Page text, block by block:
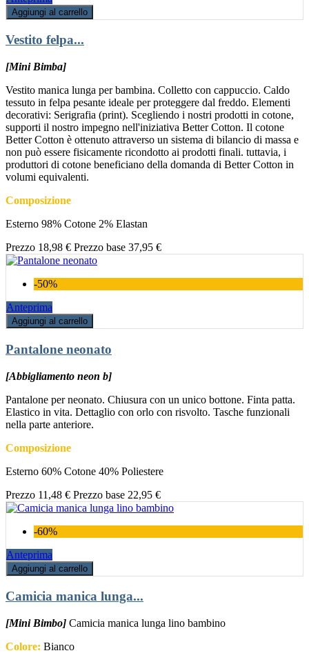
Aggiungi al carrello
Vestito felpa...
[Mini Bimba]
Vestito manica lunga per bambina. Colletto con cappuccio. Caldo
tessuto in felpa pesante ideale per proteggere dal freddo. Elementi
decorativi: Serigrafia (print). Scegliendo i nostri prodotti in cotone,
supporti il nostro impegno nell'iniziativa Better Cotton. Il cotone
Better Cotton è ottenuto attraverso un sistema di bilancio di massa e
non può essere fisicamente ricondotto ai prodotti finali. tuttavia, i
produttori di cotone beneficiano della domanda di Better Cotton in
volumi equivalenti.
Composizione
Esterno 98% Cotone 2% Elastan
Prezzo 18,98 € Prezzo base 37,95 €
-50%
Anteprima
Aggiungi al carrello
Pantalone neonato
[Abbigliamento neon b]
Pantalone per neonato. Chiusura con un unico bottone. Finta patta.
Elastico in vita. Dettaglio con orlo con risvolto. Tasche funzionali
nella parte anteriore.
Composizione
Esterno 60% Cotone 40% Poliestere
Prezzo 11,48 € Prezzo base 22,95 €
-60%
Anteprima
Aggiungi al carrello
Camicia manica lunga...
[Mini Bimbo] Camicia manica lunga lino bambino
Colore: Bianco